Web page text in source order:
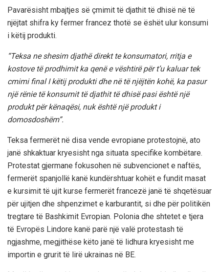
Pavarësisht mbajtjes së çmimit të djathit të dhisë në të
njëjtat shifra ky fermer francez thotë se ëshët ulur konsumi
i këtij produkti.
“Teksa ne shesim djathë direkt te konsumatori, rritja e
kostove të prodhimit ka qenë e vështirë për t’u kaluar tek
cmimi final I këtij produkti dhe në të njëjtën kohë, ka pasur
një rënie të konsumit të djathit të dhisë pasi është një
produkt për kënaqësi, nuk është një produkt i
domosdoshëm”.
Teksa fermerët në disa vende evropiane protestojnë, ato
janë shkaktuar kryesisht nga situata specifike kombëtare.
Protestat gjermane fokusohen në subvencionet e naftës,
fermerët spanjollë kanë kundërshtuar kohët e fundit masat
e kursimit të ujit kurse fermerët francezë janë të shqetësuar
për ujitjen dhe shpenzimet e karburantit, si dhe për politikën
tregtare të Bashkimit Evropian. Polonia dhe shtetet e tjera
të Evropës Lindore kanë parë një valë protestash të
ngjashme, megjithëse këto janë të lidhura kryesisht me
importin e grurit të lirë ukrainas në BE.